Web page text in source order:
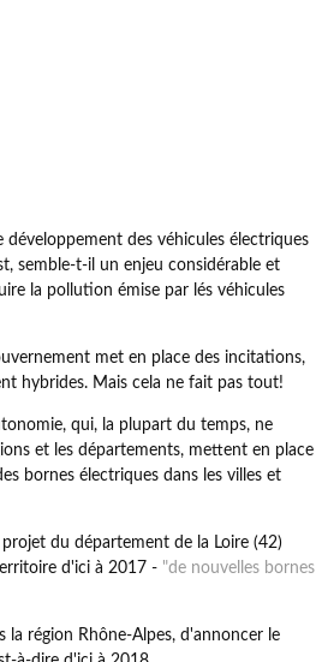
développement des véhicules électriques
semble-t-il un enjeu considérable et
la pollution émise par lés véhicules
met en place des incitations,
hybrides. Mais cela ne fait pas tout!
qui, la plupart du temps, ne
et les départements, mettent en place
bornes électriques dans les villes et
du département de la Loire (42)
d'ici à 2017 - "de nouvelles bornes
la région Rhône-Alpes, d'annoncer le